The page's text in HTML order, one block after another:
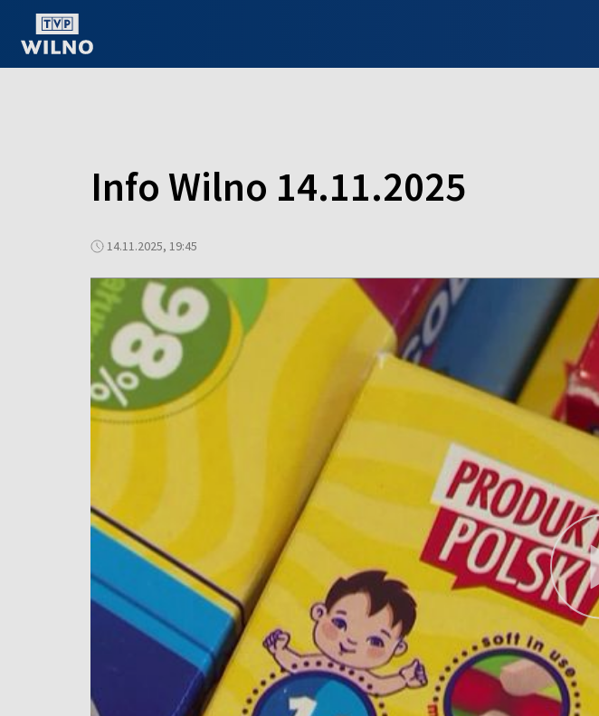
Info Wilno 14.11.2025
14.11.2025, 19:45